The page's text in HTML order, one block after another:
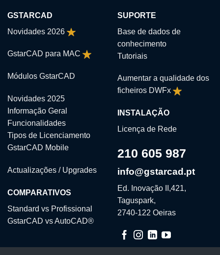
GSTARCAD
Novidades 2026
GstarCAD para MAC
Módulos GstarCAD
Novidades 2025
Informação Geral
Funcionalidades
Tipos de Licenciamento
GstarCAD Mobile
Actualizações / Upgrades
COMPARATIVOS
Standard vs Profissional
GstarCAD vs AutoCAD®
SUPORTE
Base de dados de
conhecimento
Tutoriais
Aumentar a qualidade dos
ficheiros DWFx
INSTALAÇÃO
Licença de Rede
210 605 987
info@gstarcad.pt
Ed. Inovação II,421,
Taguspark,
2740-122 Oeiras